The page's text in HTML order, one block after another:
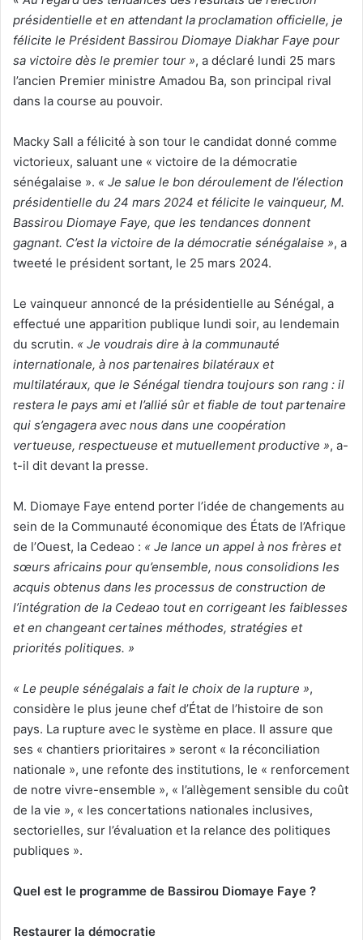
présidentielle et en attendant la proclamation officielle, je
félicite le Président Bassirou Diomaye Diakhar Faye pour
sa victoire dès le premier tour », a déclaré lundi 25 mars
l’ancien Premier ministre Amadou Ba, son principal rival
dans la course au pouvoir.
Macky Sall a félicité à son tour le candidat donné comme
victorieux, saluant une « victoire de la démocratie
sénégalaise ». « Je salue le bon déroulement de l’élection
présidentielle du 24 mars 2024 et félicite le vainqueur, M.
Bassirou Diomaye Faye, que les tendances donnent
gagnant. C’est la victoire de la démocratie sénégalaise », a
tweeté le président sortant, le 25 mars 2024.
Le vainqueur annoncé de la présidentielle au Sénégal, a
effectué une apparition publique lundi soir, au lendemain
du scrutin. « Je voudrais dire à la communauté
internationale, à nos partenaires bilatéraux et
multilatéraux, que le Sénégal tiendra toujours son rang : il
restera le pays ami et l’allié sûr et fiable de tout partenaire
qui s’engagera avec nous dans une coopération
vertueuse, respectueuse et mutuellement productive », a-
t-il dit devant la presse.
M. Diomaye Faye entend porter l’idée de changements au
sein de la Communauté économique des États de l’Afrique
de l’Ouest, la Cedeao : « Je lance un appel à nos frères et
sœurs africains pour qu’ensemble, nous consolidions les
acquis obtenus dans les processus de construction de
l’intégration de la Cedeao tout en corrigeant les faiblesses
et en changeant certaines méthodes, stratégies et
priorités politiques. »
« Le peuple sénégalais a fait le choix de la rupture »,
considère le plus jeune chef d’État de l’histoire de son
pays. La rupture avec le système en place. Il assure que
ses « chantiers prioritaires » seront « la réconciliation
nationale », une refonte des institutions, le « renforcement
de notre vivre-ensemble », « l’allègement sensible du coût
de la vie », « les concertations nationales inclusives,
sectorielles, sur l’évaluation et la relance des politiques
publiques ».
Quel est le programme de Bassirou Diomaye Faye ?
Restaurer la démocratie